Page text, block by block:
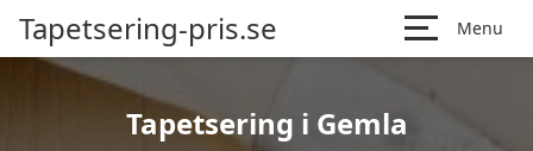
Tapetsering-pris.se Menu
Tapetsering i Gemla